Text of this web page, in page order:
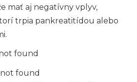
mať aj negatívny vplyv,
trpia pankreatitídou alebo
found
found